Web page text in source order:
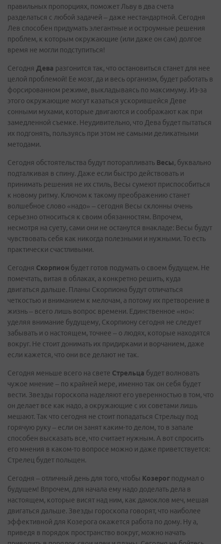
правильных пропорциях, поможет Льву в два счета
разделаться с любой задачей – даже нестандартной. Сегодня
Лев способен придумать элегантные и остроумные решения
проблем, к которым окружающие (или даже он сам) долгое
время не могли подступиться!
Сегодня Дева разгонится так, что остановиться станет для нее
целой проблемой! Ее мозг, да и весь организм, будет работать в
форсированном режиме, выкладываясь по максимуму. Из-за
этого окружающие могут казаться ускорившейся Деве
сонными мухами, которые двигаются и соображают как при
замедленной съемке. Неудивительно, что Дева будет пытаться
их подгонять, пользуясь при этом не самыми деликатными
методами.
Сегодня обстоятельства будут поторапливать Весы, буквально
подталкивая в спину. Даже если быстро действовать и
принимать решения не их стиль, Весы сумеют приспособиться
к новому ритму. Ключом к такому преображению станет
волшебное слово «надо» – сегодня Весы склонны очень
серьезно относиться к своим обязанностям. Впрочем,
несмотря на суету, сами они не останутся внакладе: Весы будут
чувствовать себя как никогда полезными и нужными. То есть
практически счастливыми.
Сегодня Скорпион будет готов подумать о своем будущем. Не
помечтать, витая в облаках, а конкретно решить, куда
двигаться дальше. Планы Скорпиона будут отличаться
четкостью и вниманием к мелочам, а потому их претворение в
жизнь – всего лишь вопрос времени. Единственное «но»:
уделяя внимание будущему, Скорпиону сегодня не следует
забывать и о настоящем, точнее – о людях, которые находятся
вокруг. Не стоит донимать их придирками и ворчанием, даже
если кажется, что они все делают не так.
Сегодня меньше всего на свете Стрельца будет волновать
чужое мнение – по крайней мере, именно так он себя будет
вести. Звезды гороскопа наделяют его уверенностью в том, что
он делает все как надо, а окружающие с их советами лишь
мешают. Так что сегодня не стоит попадаться Стрельцу под
горячую руку – если он занят каким-то делом, то в запале
способен высказать все, что считает нужным. А вот спросить
его мнения в каком-то вопросе можно и даже приветствуется:
Стрелец будет польщен.
Сегодня – отличный день для того, чтобы Козерог подумал о
будущем! Впрочем, для начала ему надо доделать дела в
настоящем, которые висят над ним, как дамоклов меч, мешая
двигаться дальше. Звезды гороскопа говорят, что наиболее
эффективной для Козерога окажется работа по дому. Ну а,
приведя в порядок пространство вокруг, можно начать